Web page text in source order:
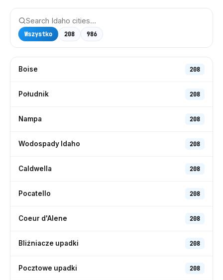
Wszystko 208 986
Boise 208
Południk 208
Nampa 208
Wodospady Idaho 208
Caldwella 208
Pocatello 208
Coeur d'Alene 208
Bliźniacze upadki 208
Pocztowe upadki 208